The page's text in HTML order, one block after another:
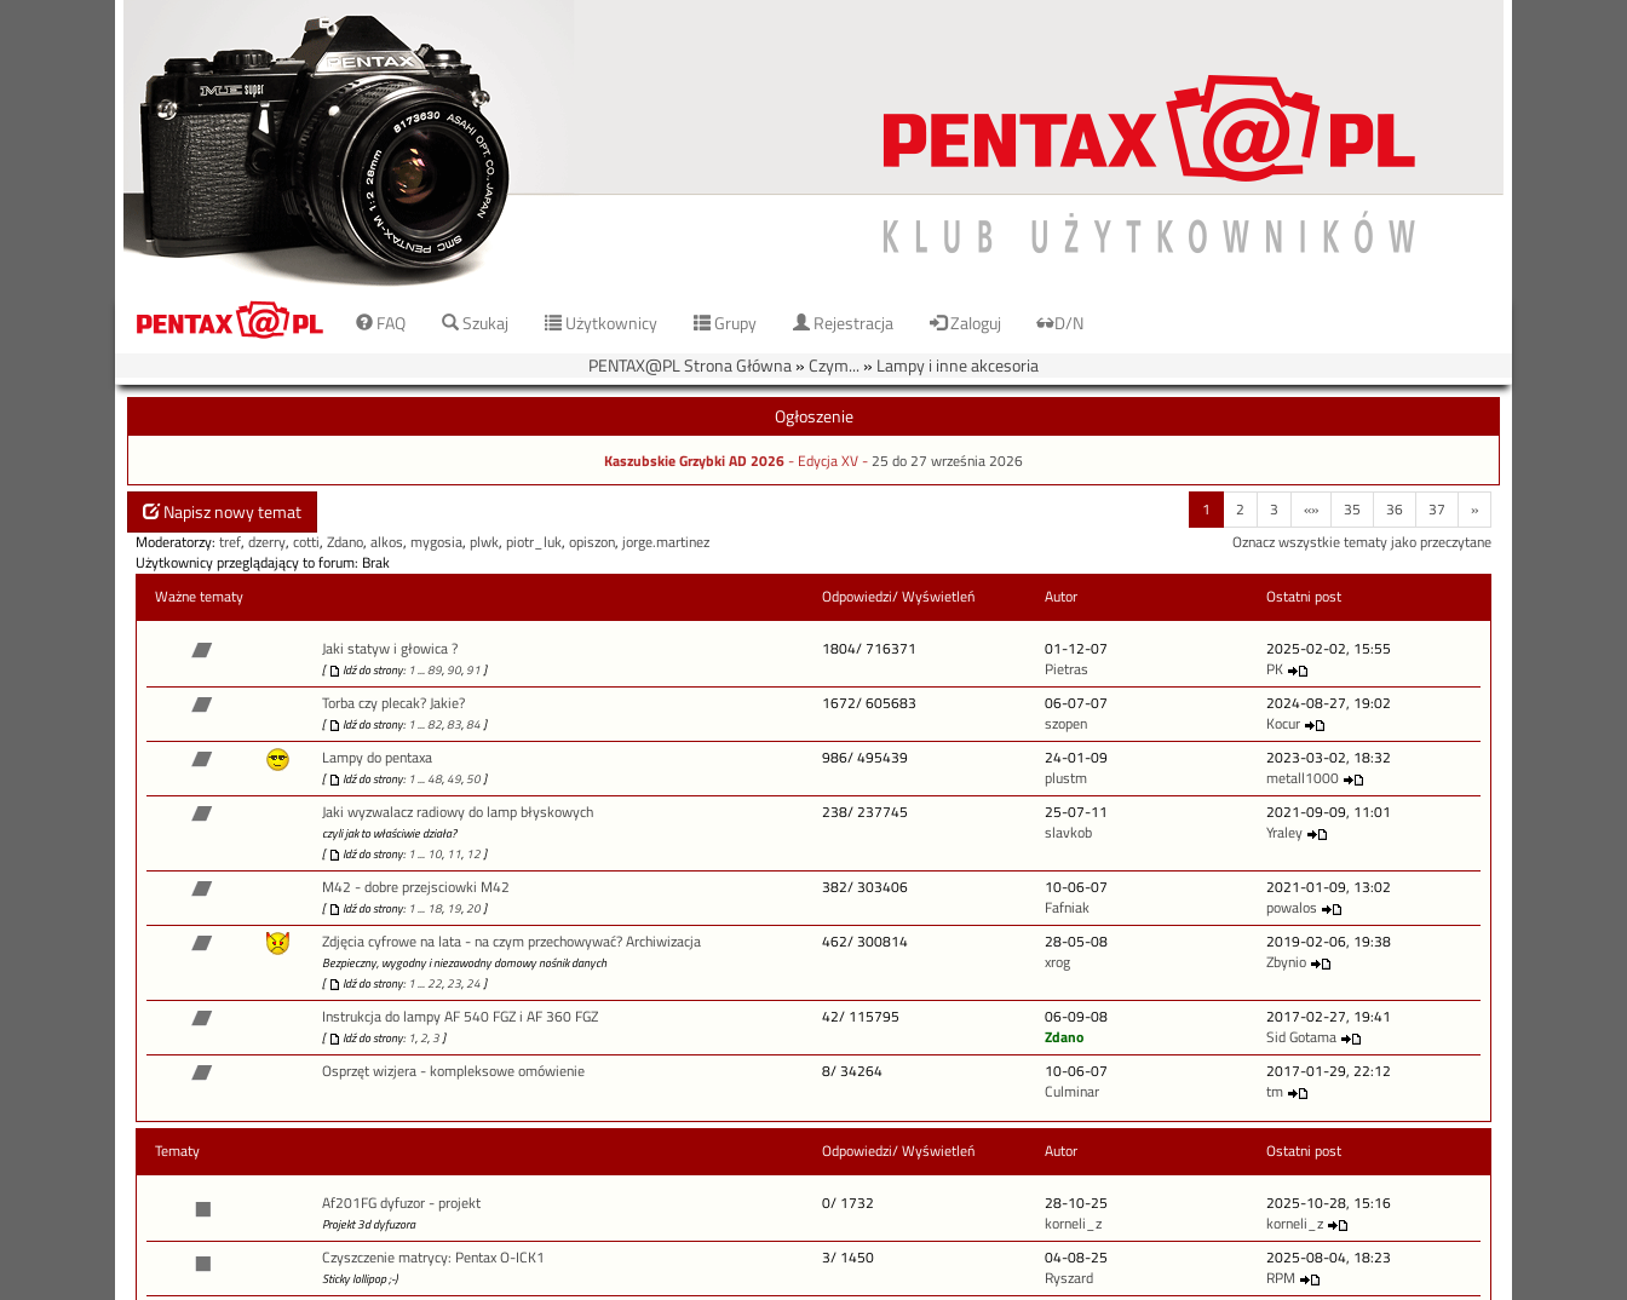
FAQ Szukaj Użytkownicy Grupy Rejestracja Zaloguj
D/N
PENTAX@PL Strona Główna»Czym... » Lampy i inne akcesoria
Ogłoszenie
Kaszubskie Grzybki AD 2026- Edycja XV -25 do 27 września 2026
Napisz nowy temat 1 2 3 «» 35 36 37 »
Moderatorzy: tref, dzerry, cotti, Zdano, alkos, mygosia, plwk, piotr_luk, opiszon, jorge.martinez
Użytkownicy przeglądający to forum: Brak
Oznacz wszystkie tematy jako przeczytane
Ważne tematy Odpowiedzi/ Wyświetleń Autor Ostatni post
Jaki statyw i głowica ?
[ Idź do strony: 1...89, 90, 91]
1804/ 716371
01-12-07
Pietras
2025-02-02, 15:55
PK
Torba czy plecak? Jakie?
[ Idź do strony: 1...82,83,84]
1672/ 605683
06-07-07
szopen
2024-08-27, 19:02
Kocur
Lampy do pentaxa
[ Idź do strony: 1... 48, 49,50]
986/ 495439
24-01-09
plustm
2023-03-02, 18:32
metall1000
Jaki wyzwalacz radiowy do lamp błyskowych
czyli jak to właściwie działa?
[
Idź do strony: 1... 10, 11, 12]
238/ 237745
25-07-11
slavkob
2021-09-09, 11:01
Yraley
M42 - dobre przejsciowki M42
[ Idź do strony: 1... 18, 19,20]
382/ 303406
10-06-07
Fafniak
2021-01-09, 13:02
powalos
Zdjęcia cyfrowe na lata - na czym przechowywać? Archiwizacja
Bezpieczny, wygodny i niezawodny domowy nośnik danych
[
Idź do strony: 1...22,23,24]
462/ 300814
28-05-08
xrog
2019-02-06, 19:38
Zbynio
Instrukcja do lampy AF 540 FGZ i AF 360 FGZ
[ Idź do strony: 1,2, 3]
42/ 115795
06-09-08
Zdano
2017-02-27, 19:41
Sid Gotama
Osprzęt wizjera - kompleksowe omówienie
8/ 34264
10-06-07
Culminar
2017-01-29, 22:12
tm
Tematy Odpowiedzi/ Wyświetleń Autor Ostatni post
Af201FG dyfuzor - projekt
Projekt 3d dyfuzora
0/ 1732
28-10-25
korneli_z
2025-10-28, 15:16
korneli_z
Czyszczenie matrycy: Pentax O-ICK1
Sticky lollipop ;-)
3/ 1450
04-08-25
Ryszard
2025-08-04, 18:23
RPM